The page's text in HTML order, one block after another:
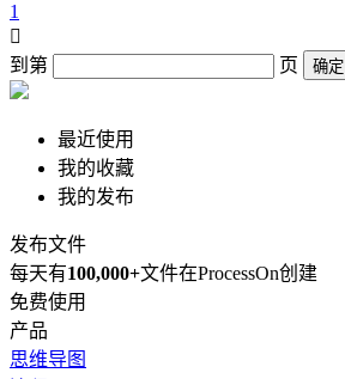
1

到第
页 确定
最近使用
我的收藏
我的发布
发布文件
每天有100,000+文件在ProcessOn创建
免费使用
产品
思维导图